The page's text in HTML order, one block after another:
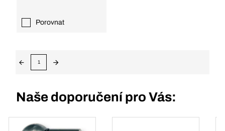
Porovnat
1
Naše doporučení pro Vás: